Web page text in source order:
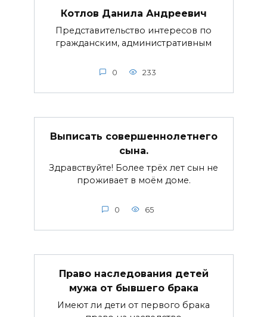
Котлов Данила Андреевич
Представительство интересов по
гражданским, административным
0 233
Выписать совершеннолетнего
сына.
Здравствуйте! Более трёх лет сын не
проживает в моём доме.
0 65
Право наследования детей
мужа от бывшего брака
Имеют ли дети от первого брака